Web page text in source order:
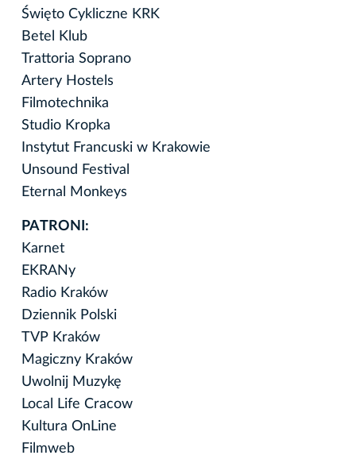
Święto Cykliczne KRK
Betel Klub
Trattoria Soprano
Artery Hostels
Filmotechnika
Studio Kropka
Instytut Francuski w Krakowie
Unsound Festival
Eternal Monkeys
PATRONI:
Karnet
EKRANy
Radio Kraków
Dziennik Polski
TVP Kraków
Magiczny Kraków
Uwolnij Muzykę
Local Life Cracow
Kultura OnLine
Filmweb